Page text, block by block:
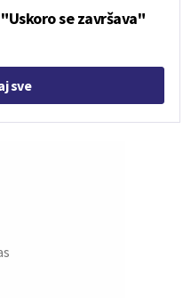
se završava"
sve